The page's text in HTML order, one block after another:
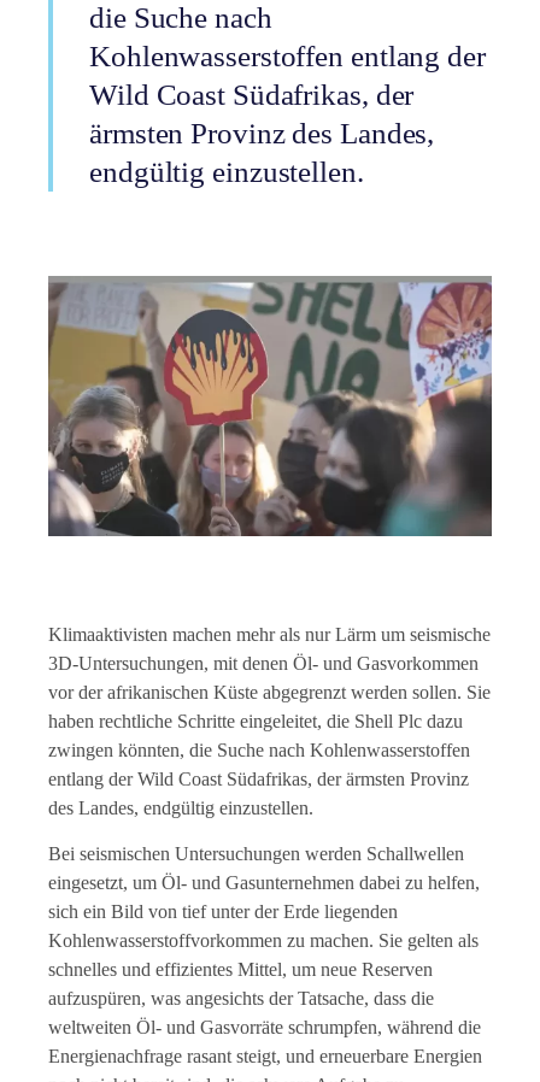
die Suche nach
Kohlenwasserstoffen entlang der
Wild Coast Südafrikas, der
ärmsten Provinz des Landes,
endgültig einzustellen.
Klimaaktivisten machen mehr als nur Lärm um seismische
3D-Untersuchungen, mit denen Öl- und Gasvorkommen
vor der afrikanischen Küste abgegrenzt werden sollen. Sie
haben rechtliche Schritte eingeleitet, die Shell Plc dazu
zwingen könnten, die Suche nach Kohlenwasserstoffen
entlang der Wild Coast Südafrikas, der ärmsten Provinz
des Landes, endgültig einzustellen.
Bei seismischen Untersuchungen werden Schallwellen
eingesetzt, um Öl- und Gasunternehmen dabei zu helfen,
sich ein Bild von tief unter der Erde liegenden
Kohlenwasserstoffvorkommen zu machen. Sie gelten als
schnelles und effizientes Mittel, um neue Reserven
aufzuspüren, was angesichts der Tatsache, dass die
weltweiten Öl- und Gasvorräte schrumpfen, während die
Energienachfrage rasant steigt, und erneuerbare Energien